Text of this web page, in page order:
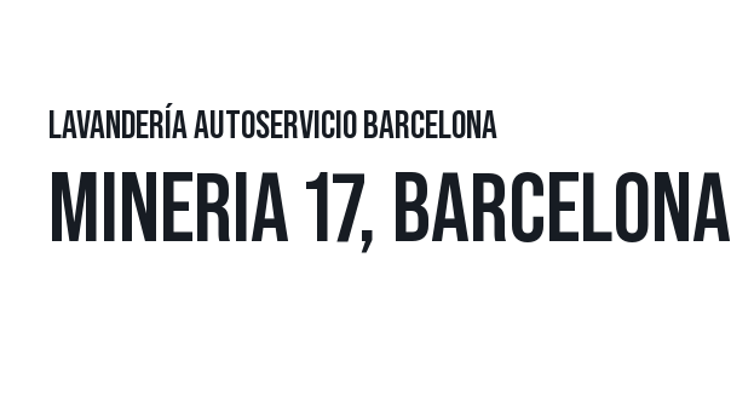
LAVANDERÍA AUTOSERVICIO BARCELONA
MINERIA 17, BARCELONA